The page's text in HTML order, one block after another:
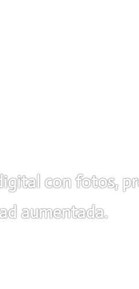
con fotos,
aumentada.